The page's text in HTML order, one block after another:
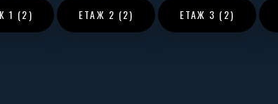
1 (2) ЕТАЖ 2 (2) ЕТАЖ 3 (2)